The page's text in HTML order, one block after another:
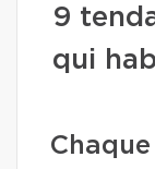
9
qui